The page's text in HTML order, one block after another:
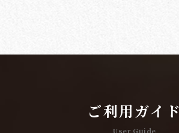
ご利用ガイド
User Guide